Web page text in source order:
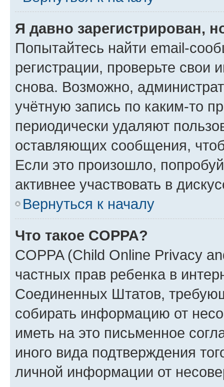
Я давно зарегистрирован,
Попытайтесь найти email-
регистрации, проверьте свои
снова. Возможно,
учётную запись по каким-то
периодически удаляют
оставляющих сообщения,
Если это произошло,
активнее участвовать в
Вернуться к началу
Что такое COPPA?
COPPA (Child Online Privacy
частных прав ребенка в
Соединенных Штатов,
собирать информацию от
иметь на это письменное
иного вида подтверждения
личной информации от